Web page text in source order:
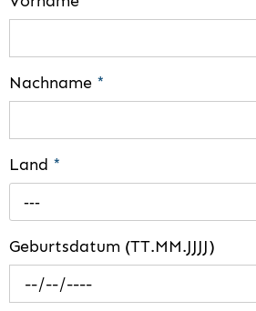
Nachname *
Land *
---
Geburtsdatum (TT.MM.JJJJ)